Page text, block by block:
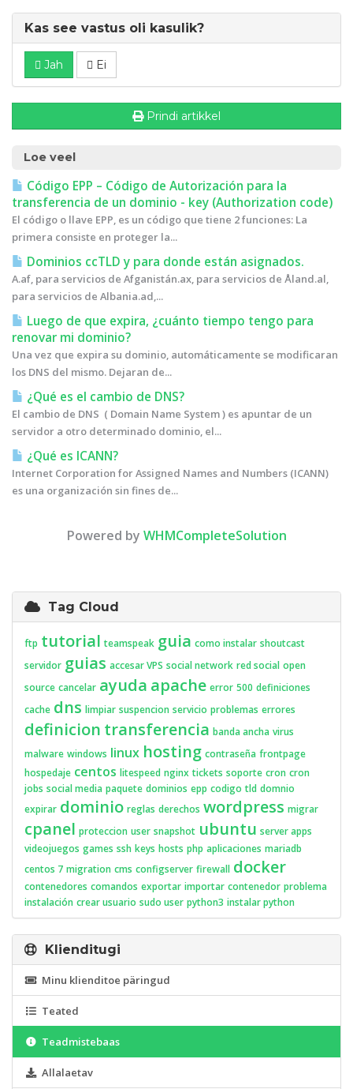
Kas see vastus oli kasulik?
Jah Ei
Prindi artikkel
Loe veel
Código EPP – Código de Autorización para la
transferencia de un dominio - key (Authorization code)
El código o llave EPP, es un código que tiene 2 funciones: La
primera consiste en proteger la...
Dominios ccTLD y para donde están asignados.
A.af, para servicios de Afganistán.ax, para servicios de Åland.al,
para servicios de Albania.ad,...
Luego de que expira, ¿cuánto tiempo tengo para
renovar mi dominio?
Una vez que expira su dominio, automáticamente se modificaran
los DNS del mismo. Dejaran de...
¿Qué es el cambio de DNS?
El cambio de DNS ( Domain Name System ) es apuntar de un
servidor a otro determinado dominio, el...
¿Qué es ICANN?
Internet Corporation for Assigned Names and Numbers (ICANN)
es una organización sin fines de...
Powered by WHMCompleteSolution
Tag Cloud
ftp tutorial teamspeak guia como instalar shoutcast
servidor guias accesar VPS social network red social open
source cancelar ayuda apache error 500 definiciones
cache dns limpiar suspencion servicio problemas errores
definicion transferencia banda ancha virus
malware windows linux hosting contraseña frontpage
hospedaje centos litespeed nginx tickets soporte cron cron
jobs social media paquete dominios epp codigo tld domnio
expirar dominio reglas derechos wordpress migrar
cpanel proteccion user snapshot ubuntu server apps
videojuegos games ssh keys hosts php aplicaciones mariadb
centos 7 migration cms configserver firewall docker
contenedores comandos exportar importar contenedor problema
instalación crear usuario sudo user python3 instalar python
Klienditugi
Minu klienditoe päringud
Teated
Teadmistebaas
Allalaetav